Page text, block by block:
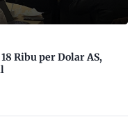
Ribu per Dolar AS,